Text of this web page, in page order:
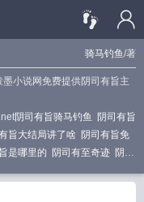
骑马钓鱼/著
小说网免费提供阴司有旨主
阴司有旨骑马钓鱼
阴司有旨
旨大结局讲了啥
阴司有旨免
是哪里的 阴司有至奇迹 阴司